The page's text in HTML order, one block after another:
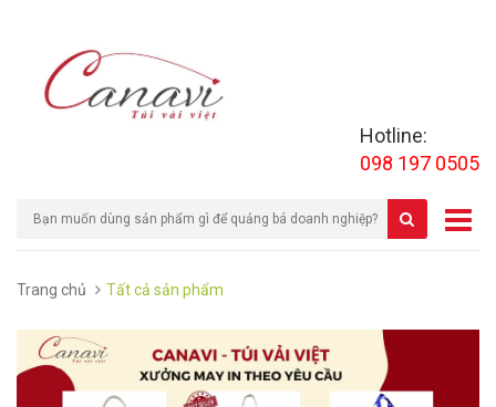
Hotline:
098 197 0505
Trang chủ Tất cả sản phẩm